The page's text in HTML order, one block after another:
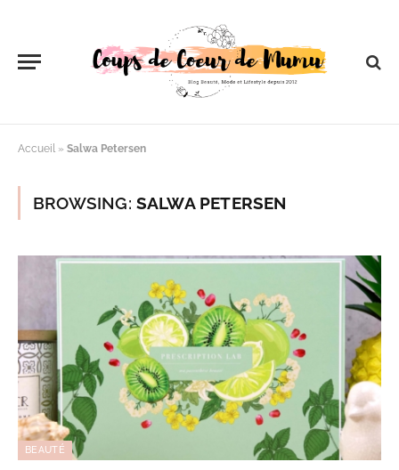
Accueil » Salwa Petersen
BROWSING: SALWA PETERSEN
BEAUTÉ